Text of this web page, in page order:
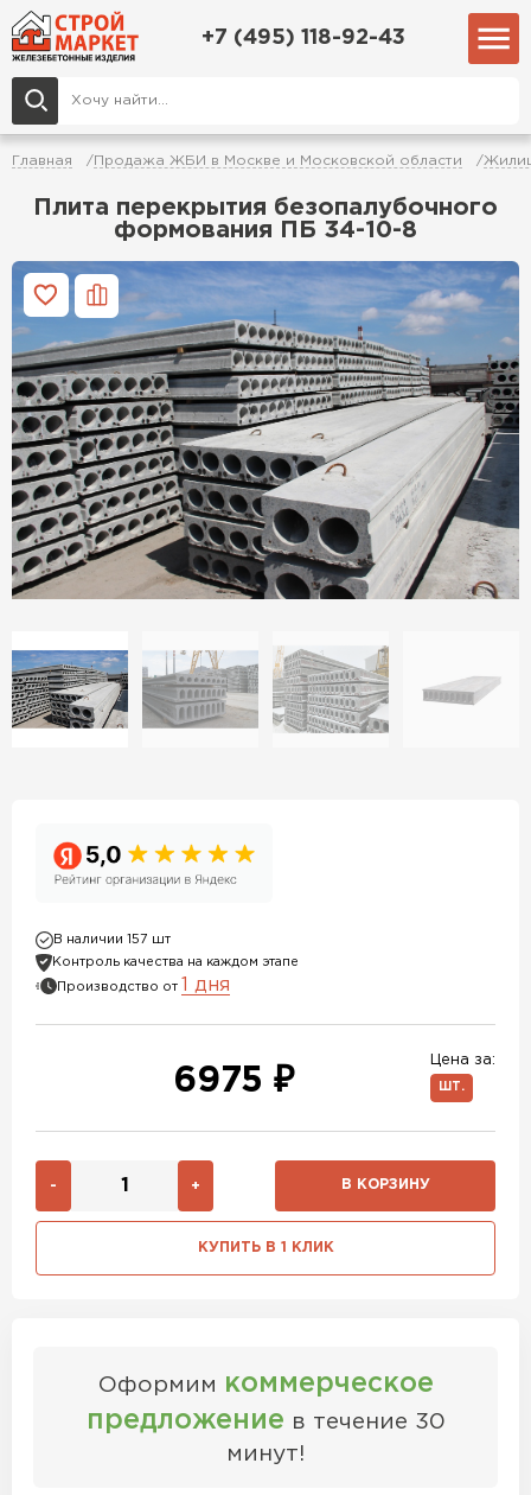
+7 (495) 118-92-43
Главная Продажа ЖБИ в Москве и Московской области
Плита перекрытия безопалубочного
формования ПБ 34-10-8
В наличии 157 шт
Контроль качества на каждом этапе
Производство от 1 дня
Цена за:
ШТ.
6975 ₽
- + В КОРЗИНУ
КУПИТЬ В 1 КЛИК
Оформим коммерческое
предложение в течение 30
минут!